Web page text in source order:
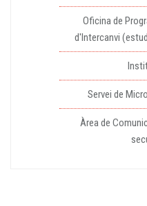
Oficina de
d'Intercanvi
Servei de
Àrea de